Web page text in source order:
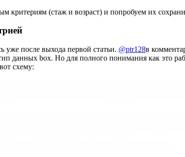
критериям (стаж и возраст) и попробуем их
уже после выхода первой статьи. @ptr128в
данных box. Но для полного понимания как это
схему: